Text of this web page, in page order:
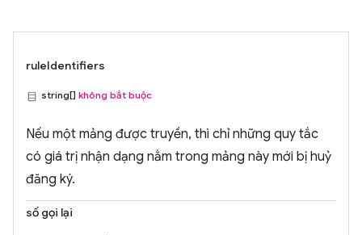
ruleIdentifiers
string[] không bắt buộc
Nếu một mảng được truyền, thì chỉ những quy tắc
có giá trị nhận dạng nằm trong mảng này mới bị huỷ
đăng ký.
số gọi lại